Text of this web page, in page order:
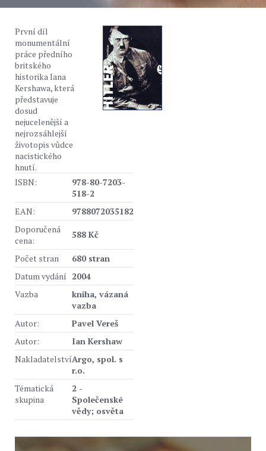
První díl
monumentální
práce předního
britského
historika Iana
Kershawa, která
představuje
dosud
nejucelenější a
nejrozsáhlejší
životopis vůdce
nacistického
hnutí.
ISBN:
978-80-7203-
518-2
EAN:
9788072035182
Doporučená
cena:
588 Kč
Počet stran
680 stran
Datum vydání 2004
Vazba
kniha, vázaná
vazba
Autor:
Pavel Vereš
Autor:
Ian Kershaw
NakladatelstvíArgo, spol. s
r.o.
Tématická
skupina
2 -
Společenské
vědy; osvěta